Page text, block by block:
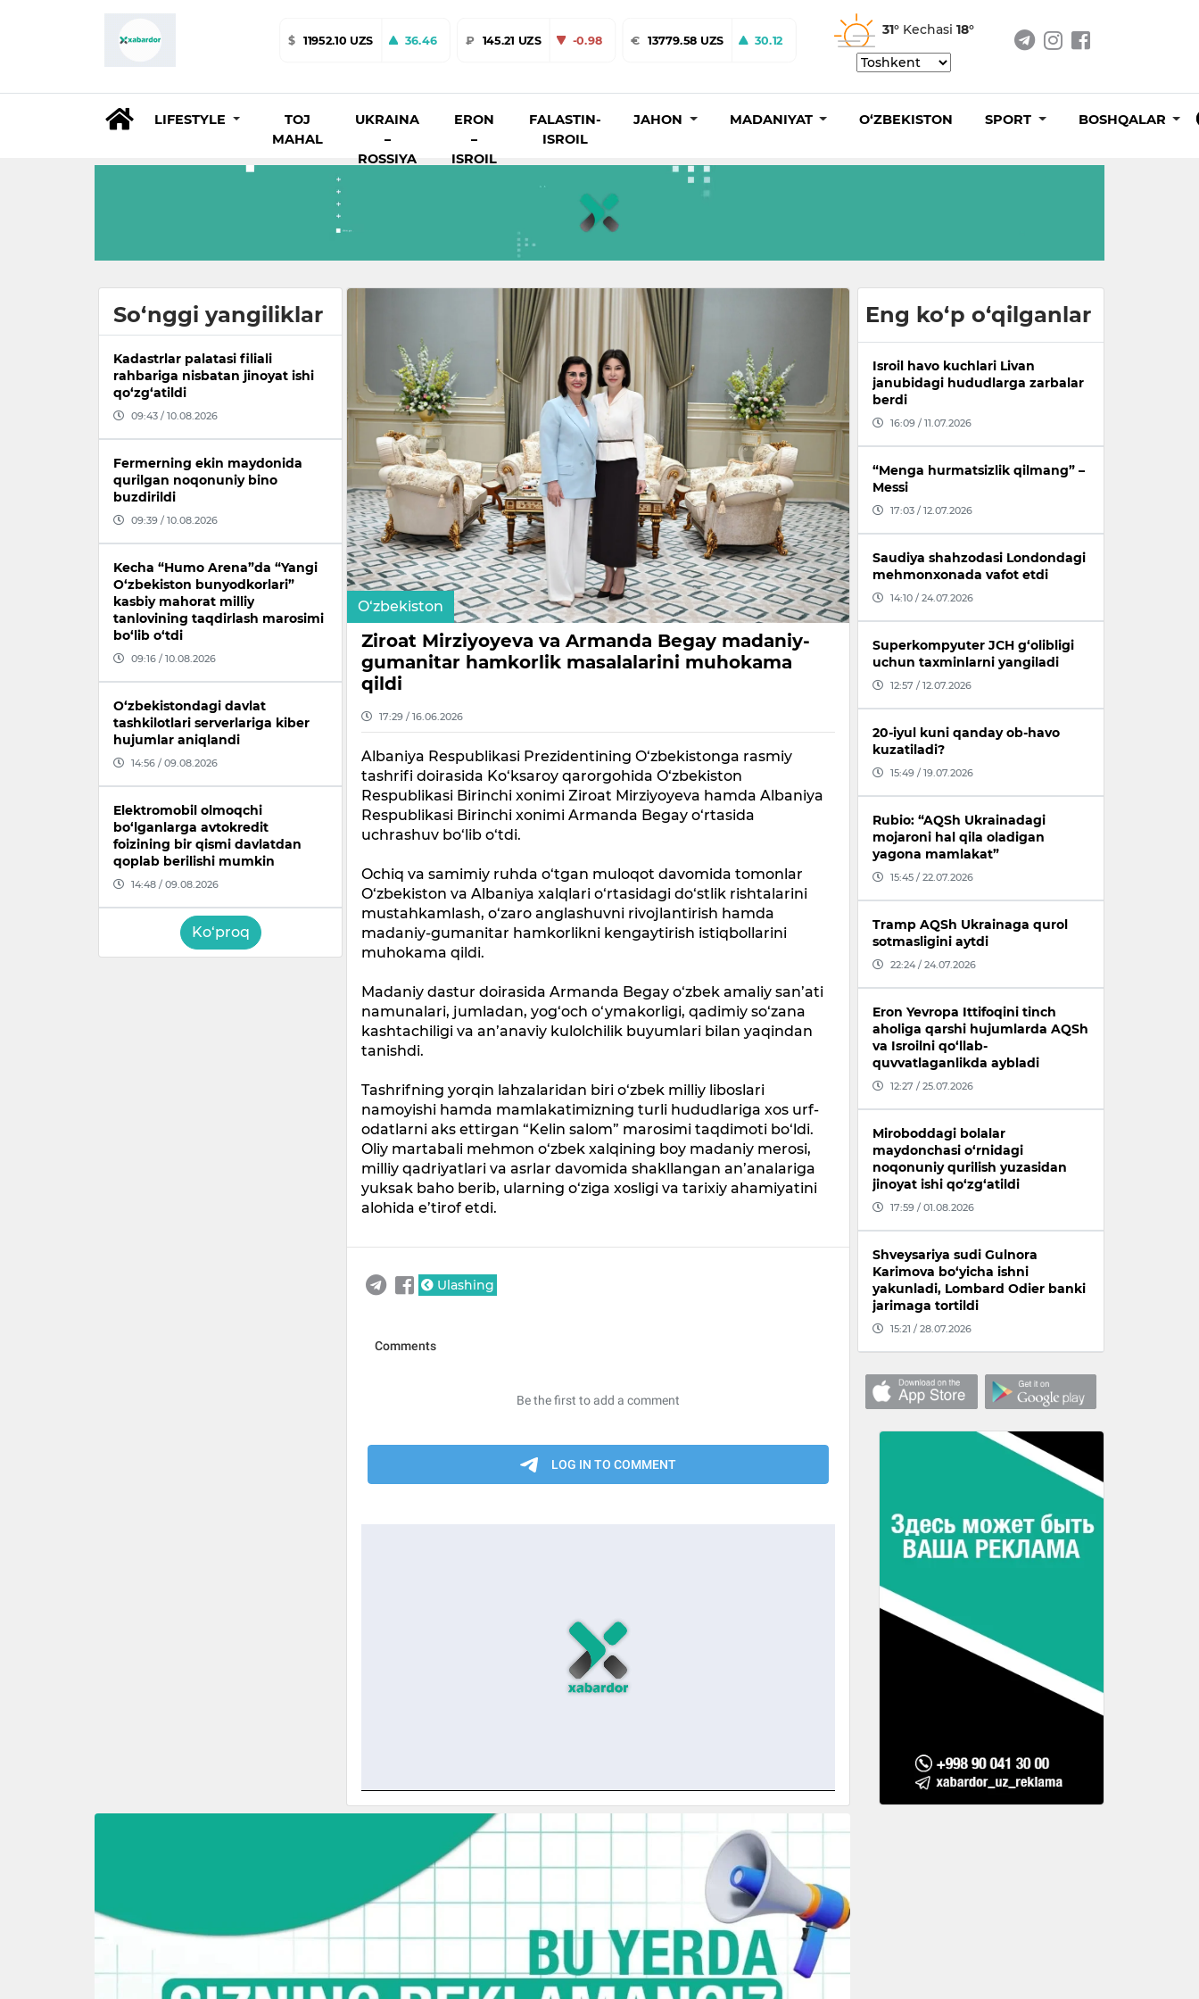
$ 11952.10 UZS 36.46 ₽ 145.21 UZS -0.98 € 13779.58 UZS 30.12
31° Kechasi 18°
LIFESTYLE
TOJ
MAHAL
UKRAINA
–
ROSSIYA
ERON
–
ISROIL
FALASTIN-
ISROIL
JAHON MADANIYAT O‘ZBEKISTON SPORT BOSHQALAR
So‘nggi yangiliklar
Kadastrlar palatasi filiali
rahbariga nisbatan jinoyat ishi
qo‘zg‘atildi
09:43 / 10.08.2026
Fermerning ekin maydonida
qurilgan noqonuniy bino
buzdirildi
09:39 / 10.08.2026
Kecha “Humo Arena”da “Yangi
O‘zbekiston bunyodkorlari”
kasbiy mahorat milliy
tanlovining taqdirlash marosimi
bo‘lib o‘tdi
09:16 / 10.08.2026
O‘zbekistondagi davlat
tashkilotlari serverlariga kiber
hujumlar aniqlandi
14:56 / 09.08.2026
Elektromobil olmoqchi
bo‘lganlarga avtokredit
foizining bir qismi davlatdan
qoplab berilishi mumkin
14:48 / 09.08.2026
Ko‘proq
O‘zbekiston
Ziroat Mirziyoyeva va Armanda Begay madaniy-
gumanitar hamkorlik masalalarini muhokama
qildi
17:29 / 16.06.2026
Albaniya Respublikasi Prezidentining O‘zbekistonga rasmiy
tashrifi doirasida Ko‘ksaroy qarorgohida O‘zbekiston
Respublikasi Birinchi xonimi Ziroat Mirziyoyeva hamda Albaniya
Respublikasi Birinchi xonimi Armanda Begay o‘rtasida
uchrashuv bo‘lib o‘tdi.
Ochiq va samimiy ruhda o‘tgan muloqot davomida tomonlar
O‘zbekiston va Albaniya xalqlari o‘rtasidagi do‘stlik rishtalarini
mustahkamlash, o‘zaro anglashuvni rivojlantirish hamda
madaniy-gumanitar hamkorlikni kengaytirish istiqbollarini
muhokama qildi.
Madaniy dastur doirasida Armanda Begay o‘zbek amaliy san’ati
namunalari, jumladan, yog‘och o‘ymakorligi, qadimiy so‘zana
kashtachiligi va an’anaviy kulolchilik buyumlari bilan yaqindan
tanishdi.
Tashrifning yorqin lahzalaridan biri o‘zbek milliy liboslari
namoyishi hamda mamlakatimizning turli hududlariga xos urf-
odatlarni aks ettirgan “Kelin salom” marosimi taqdimoti bo‘ldi.
Oliy martabali mehmon o‘zbek xalqining boy madaniy merosi,
milliy qadriyatlari va asrlar davomida shakllangan an’analariga
yuksak baho berib, ularning o‘ziga xosligi va tarixiy ahamiyatini
alohida e’tirof etdi.
Ulashing
Eng ko‘p o‘qilganlar
Isroil havo kuchlari Livan
janubidagi hududlarga zarbalar
berdi
16:09 / 11.07.2026
“Menga hurmatsizlik qilmang” –
Messi
17:03 / 12.07.2026
Saudiya shahzodasi Londondagi
mehmonxonada vafot etdi
14:10 / 24.07.2026
Superkompyuter JCH g‘olibligi
uchun taxminlarni yangiladi
12:57 / 12.07.2026
20-iyul kuni qanday ob-havo
kuzatiladi?
15:49 / 19.07.2026
Rubio: “AQSh Ukrainadagi
mojaroni hal qila oladigan
yagona mamlakat”
15:45 / 22.07.2026
Tramp AQSh Ukrainaga qurol
sotmasligini aytdi
22:24 / 24.07.2026
Eron Yevropa Ittifoqini tinch
aholiga qarshi hujumlarda AQSh
va Isroilni qo‘llab-
quvvatlaganlikda aybladi
12:27 / 25.07.2026
Miroboddagi bolalar
maydonchasi o‘rnidagi
noqonuniy qurilish yuzasidan
jinoyat ishi qo‘zg‘atildi
17:59 / 01.08.2026
Shveysariya sudi Gulnora
Karimova bo‘yicha ishni
yakunladi, Lombard Odier banki
jarimaga tortildi
15:21 / 28.07.2026